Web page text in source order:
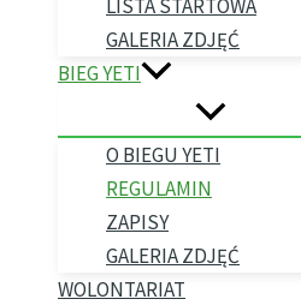
LISTA STARTOWA
GALERIA ZDJĘĆ
BIEG YETI
O BIEGU YETI
REGULAMIN
ZAPISY
GALERIA ZDJĘĆ
WOLONTARIAT